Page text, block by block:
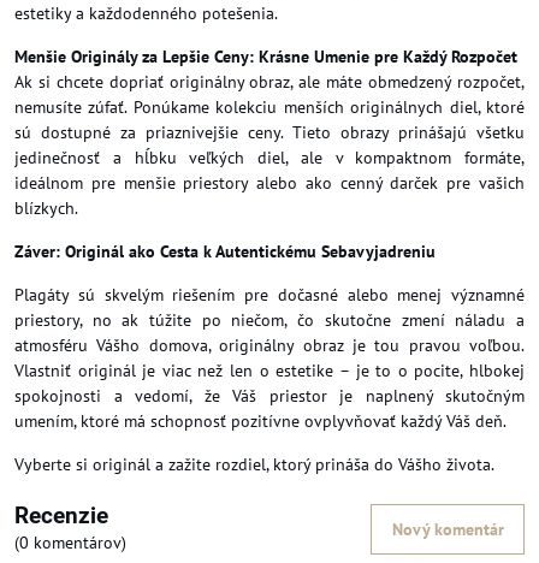
estetiky a každodenného potešenia.
Menšie Originály za Lepšie Ceny: Krásne Umenie pre Každý Rozpočet
Ak si chcete dopriať originálny obraz, ale máte obmedzený rozpočet,
nemusíte zúfať. Ponúkame kolekciu menších originálnych diel, ktoré
sú dostupné za priaznivejšie ceny. Tieto obrazy prinášajú všetku
jedinečnosť a hĺbku veľkých diel, ale v kompaktnom formáte,
ideálnom pre menšie priestory alebo ako cenný darček pre vašich
blízkych.
Záver: Originál ako Cesta k Autentickému Sebavyjadreniu
Plagáty sú skvelým riešením pre dočasné alebo menej významné
priestory, no ak túžite po niečom, čo skutočne zmení náladu a
atmosféru Vášho domova, originálny obraz je tou pravou voľbou.
Vlastniť originál je viac než len o estetike – je to o pocite, hlbokej
spokojnosti a vedomí, že Váš priestor je naplnený skutočným
umením, ktoré má schopnosť pozitívne ovplyvňovať každý Váš deň.
Vyberte si originál a zažite rozdiel, ktorý prináša do Vášho života.
Recenzie
(0 komentárov)
Nový komentár